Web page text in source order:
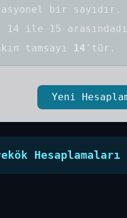
bir sayıdır .
ile 15
tamsayı 14 'tür.
Yeni
Hesaplamaları